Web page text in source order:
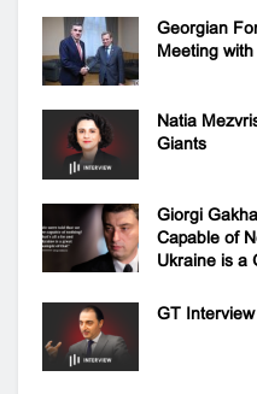
Georgian
Meeting
Natia
Giants
Giorgi
Capable of
Ukraine is a
GT